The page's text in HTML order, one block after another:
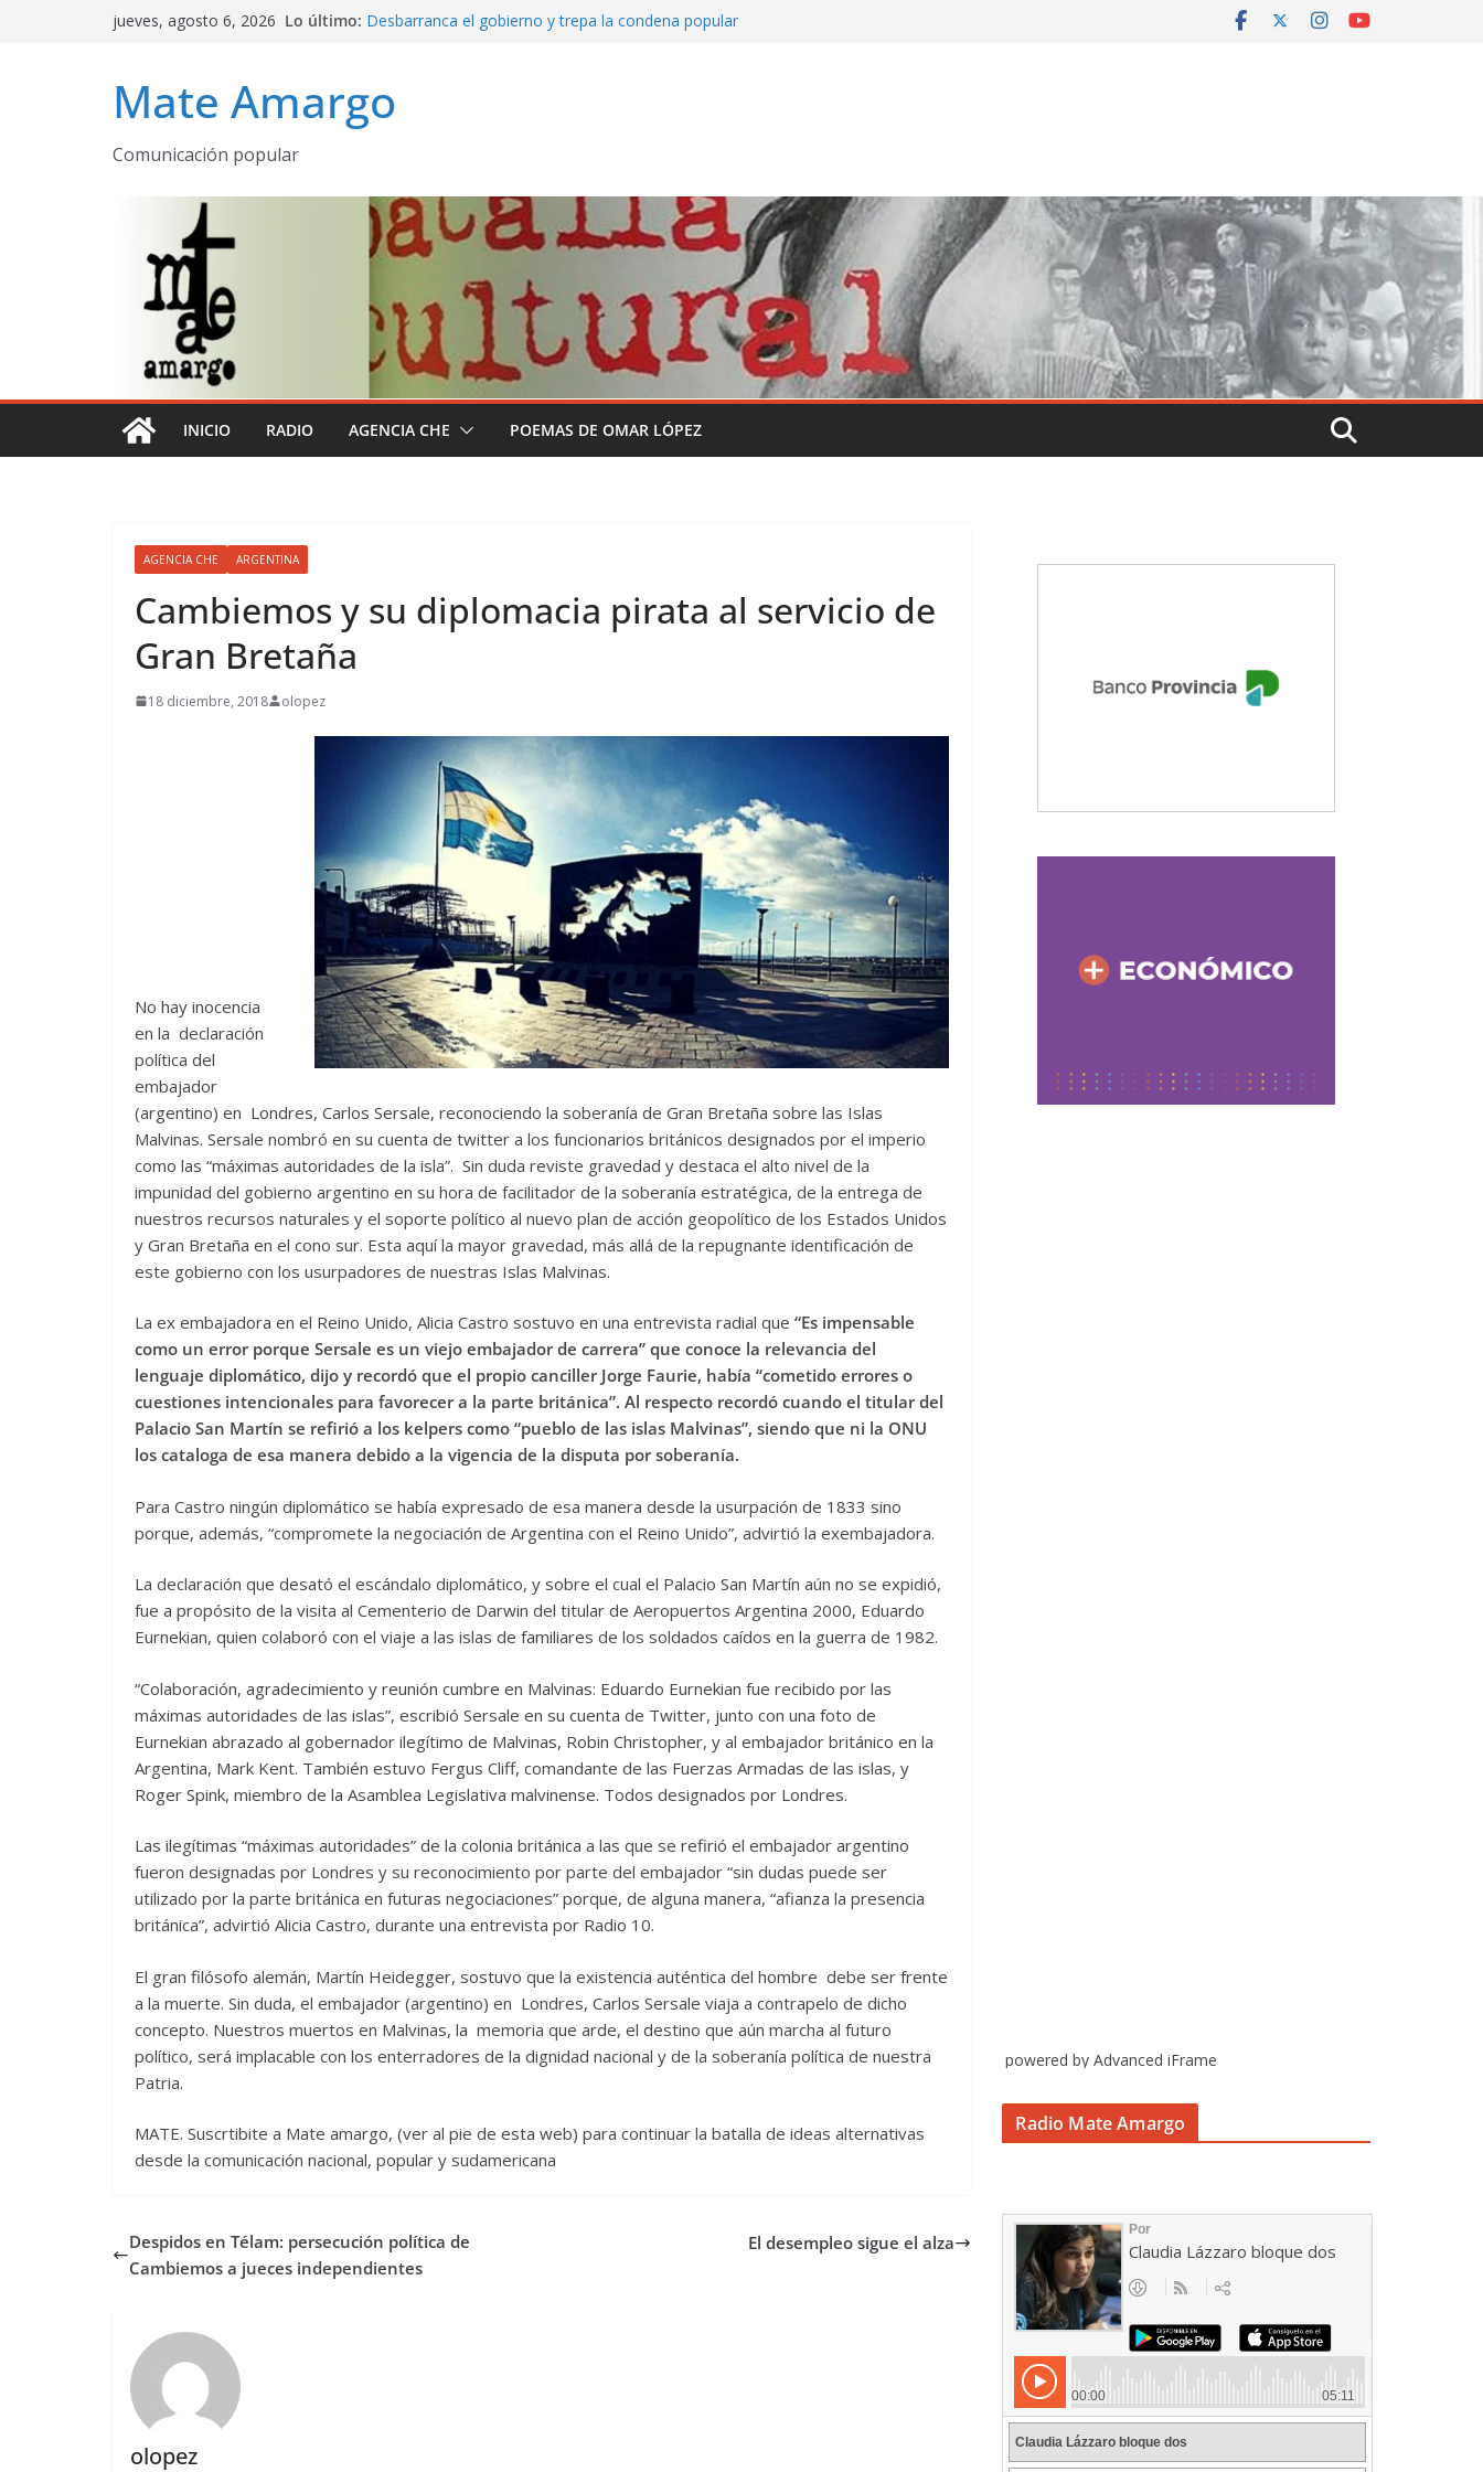
jueves, agosto 6, 2026 Lo último: Desbarranca el gobierno y trepa la condena popular
Mate amargo programa completo en la semana de la
declaración de la independencia de la Patria
Mate Amargo
Comunicación popular
INICIO RADIO AGENCIA CHE POEMAS DE OMAR LÓPEZ
AGENCIA CHE ARGENTINA
Cambiemos y su diplomacia pirata al servicio de
Gran Bretaña
18 diciembre, 2018 olopez
No hay inocencia
en la declaración
política del
embajador
(argentino) en Londres, Carlos Sersale, reconociendo la soberanía de Gran Bretaña sobre las Islas
Malvinas. Sersale nombró en su cuenta de twitter a los funcionarios británicos designados por el imperio
como las “máximas autoridades de la isla”. Sin duda reviste gravedad y destaca el alto nivel de la
impunidad del gobierno argentino en su hora de facilitador de la soberanía estratégica, de la entrega de
nuestros recursos naturales y el soporte político al nuevo plan de acción geopolítico de los Estados Unidos
y Gran Bretaña en el cono sur. Esta aquí la mayor gravedad, más allá de la repugnante identificación de
este gobierno con los usurpadores de nuestras Islas Malvinas.
La ex embajadora en el Reino Unido, Alicia Castro sostuvo en una entrevista radial que “Es impensable
como un error porque Sersale es un viejo embajador de carrera” que conoce la relevancia del
lenguaje diplomático, dijo y recordó que el propio canciller Jorge Faurie, había “cometido errores o
cuestiones intencionales para favorecer a la parte británica”. Al respecto recordó cuando el titular del
Palacio San Martín se refirió a los kelpers como “pueblo de las islas Malvinas”, siendo que ni la ONU
los cataloga de esa manera debido a la vigencia de la disputa por soberanía.
Para Castro ningún diplomático se había expresado de esa manera desde la usurpación de 1833 sino
porque, además, “compromete la negociación de Argentina con el Reino Unido”, advirtió la exembajadora.
La declaración que desató el escándalo diplomático, y sobre el cual el Palacio San Martín aún no se expidió,
fue a propósito de la visita al Cementerio de Darwin del titular de Aeropuertos Argentina 2000, Eduardo
Eurnekian, quien colaboró con el viaje a las islas de familiares de los soldados caídos en la guerra de 1982.
“Colaboración, agradecimiento y reunión cumbre en Malvinas: Eduardo Eurnekian fue recibido por las
máximas autoridades de las islas”, escribió Sersale en su cuenta de Twitter, junto con una foto de
Eurnekian abrazado al gobernador ilegítimo de Malvinas, Robin Christopher, y al embajador británico en la
Argentina, Mark Kent. También estuvo Fergus Cliff, comandante de las Fuerzas Armadas de las islas, y
Roger Spink, miembro de la Asamblea Legislativa malvinense. Todos designados por Londres.
Las ilegítimas “máximas autoridades” de la colonia británica a las que se refirió el embajador argentino
fueron designadas por Londres y su reconocimiento por parte del embajador “sin dudas puede ser
utilizado por la parte británica en futuras negociaciones” porque, de alguna manera, “afianza la presencia
británica”, advirtió Alicia Castro, durante una entrevista por Radio 10.
El gran filósofo alemán, Martín Heidegger, sostuvo que la existencia auténtica del hombre debe ser frente
a la muerte. Sin duda, el embajador (argentino) en Londres, Carlos Sersale viaja a contrapelo de dicho
concepto. Nuestros muertos en Malvinas, la memoria que arde, el destino que aún marcha al futuro
político, será implacable con los enterradores de la dignidad nacional y de la soberanía política de nuestra
Patria.
MATE. Suscrtibite a Mate amargo, (ver al pie de esta web) para continuar la batalla de ideas alternativas
desde la comunicación nacional, popular y sudamericana
Despidos en Télam: persecución política de
Cambiemos a jueces independientes
El desempleo sigue el alza
olopez
powered by Advanced iFrame
Radio Mate Amargo